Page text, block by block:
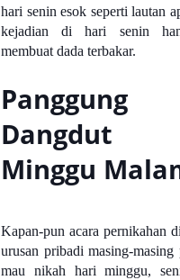
hari senin esok seperti lautan
kejadian di hari senin
membuat dada terbakar.
Panggung
Minggu
Kapan-pun acara pernikahan
urusan pribadi masing-masing
mau nikah hari minggu,